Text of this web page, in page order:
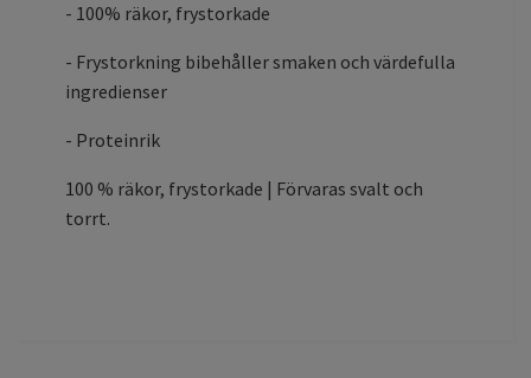
- 100% räkor, frystorkade
- Frystorkning bibehåller smaken och värdefulla
ingredienser
- Proteinrik
100 % räkor, frystorkade | Förvaras svalt och
torrt.